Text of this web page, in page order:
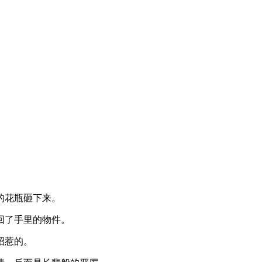
瓶砸下来。
手里的物件。
的。